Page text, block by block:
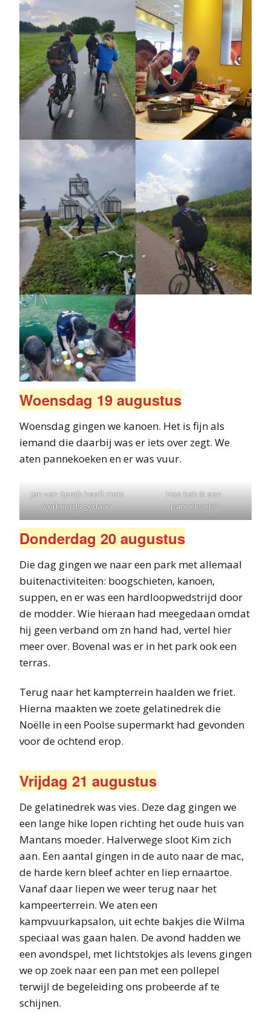
Woensdag 19 augustus
Woensdag gingen we kanoen. Het is fijn als
iemand die daarbij was er iets over zegt. We
aten pannekoeken en er was vuur.
Jan van Speijk heeft niets
verkeerds gedaan
Hoe bak ik een
pannekoek?
Donderdag 20 augustus
Die dag gingen we naar een park met allemaal
buitenactiviteiten: boogschieten, kanoen,
suppen, en er was een hardloopwedstrijd door
de modder. Wie hieraan had meegedaan omdat
hij geen verband om zn hand had, vertel hier
meer over. Bovenal was er in het park ook een
terras.
Terug naar het kampterrein haalden we friet.
Hierna maakten we zoete gelatinedrek die
Noëlle in een Poolse supermarkt had gevonden
voor de ochtend erop.
Vrijdag 21 augustus
De gelatinedrek was vies. Deze dag gingen we
een lange hike lopen richting het oude huis van
Mantans moeder. Halverwege sloot Kim zich
aan. Een aantal gingen in de auto naar de mac,
de harde kern bleef achter en liep ernaartoe.
Vanaf daar liepen we weer terug naar het
kampeerterrein. We aten een
kampvuurkapsalon, uit echte bakjes die Wilma
speciaal was gaan halen. De avond hadden we
een avondspel, met lichtstokjes als levens gingen
we op zoek naar een pan met een pollepel
terwijl de begeleiding ons probeerde af te
schijnen.